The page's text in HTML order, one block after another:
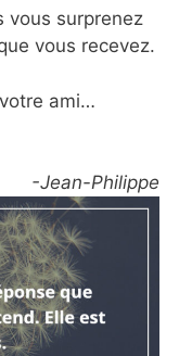
vous surprenez
vous recevez.
ami…
-Jean-Philippe